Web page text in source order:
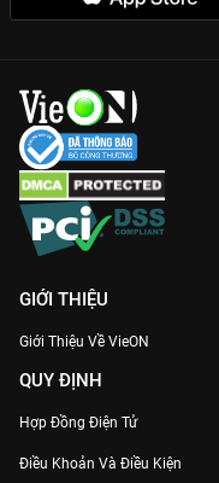
GIỚI THIỆU
Giới Thiệu Về VieON
QUY ĐỊNH
Hợp Đồng Điện Tử
Điều Khoản Và Điều Kiện